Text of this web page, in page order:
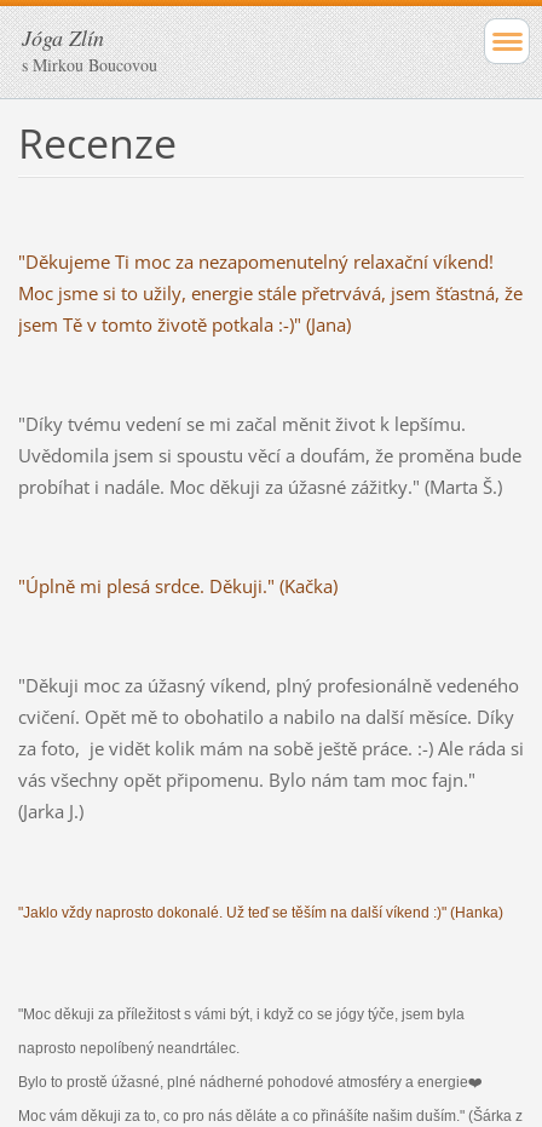
Jóga Zlín
s Mirkou Boucovou
Recenze
"Děkujeme Ti moc za nezapomenutelný relaxační víkend!
Moc jsme si to užily, energie stále přetrvává, jsem šťastná, že
jsem Tě v tomto životě potkala :-)" (Jana)
"Díky tvému vedení se mi začal měnit život k lepšímu.
Uvědomila jsem si spoustu věcí a doufám, že proměna bude
probíhat i nadále. Moc děkuji za úžasné zážitky." (Marta Š.)
"Úplně mi plesá srdce. Děkuji." (Kačka)
"Děkuji moc za úžasný víkend, plný profesionálně vedeného
cvičení. Opět mě to obohatilo a nabilo na další měsíce. Díky
za foto, je vidět kolik mám na sobě ještě práce. :-) Ale ráda si
vás všechny opět připomenu. Bylo nám tam moc fajn."
(Jarka J.)
"Jaklo vždy naprosto dokonalé. Už teď se těším na další víkend :)" (Hanka)
"Moc děkuji za příležitost s vámi být, i když co se jógy týče, jsem byla
naprosto nepolíbený neandrtálec.
Bylo to prostě úžasné, plné nádherné pohodové atmosféry a energie❤️
Moc vám děkuji za to, co pro nás děláte a co přinášíte našim duším." (Šárka z